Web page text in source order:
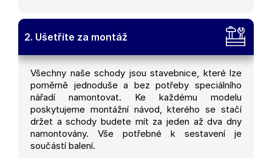
2. Ušetříte za montáž
Všechny naše schody jsou stavebnice, které lze
poměrně jednoduše a bez potřeby speciálního
nářadí namontovat. Ke každému modelu
poskytujeme montážní návod, kterého se stačí
držet a schody budete mít za jeden až dva dny
namontovány. Vše potřebné k sestavení je
součástí balení.